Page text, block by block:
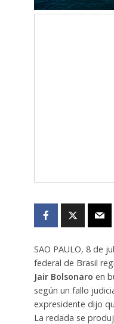
SAO PAULO, 8 de
federal de Brasil
Jair Bolsonaro en
según un fallo
expresidente dijo
La redada se